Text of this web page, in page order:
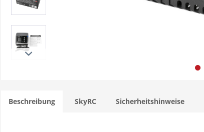
Beschreibung SkyRC Sicherheitshinweise